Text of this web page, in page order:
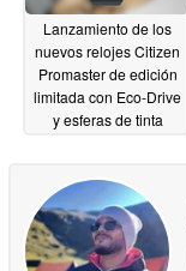
Lanzamiento de los
nuevos relojes Citizen
Promaster de edición
limitada con Eco-Drive
y esferas de tinta